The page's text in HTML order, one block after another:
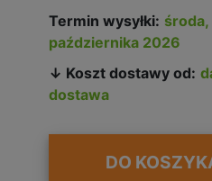
Termin wysyłki: środa,
października 2026
↓ Koszt dostawy od:
dostawa
DO